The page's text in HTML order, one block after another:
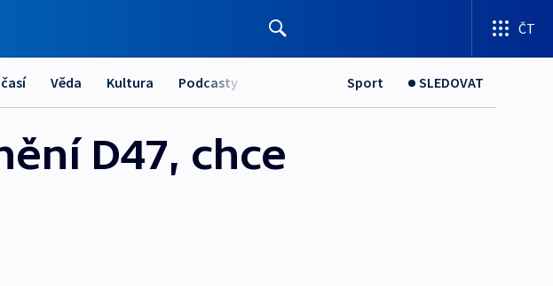
ČT
Věda Kultura Podcasty Sport SLEDOVAT
D47, chce